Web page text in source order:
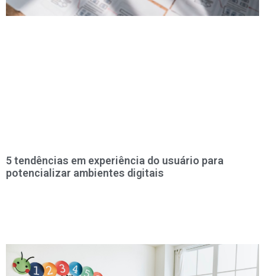
5 tendências em experiência do usuário para
potencializar ambientes digitais